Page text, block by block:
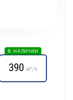
390
В НАЛИЧИИ
м³/ч